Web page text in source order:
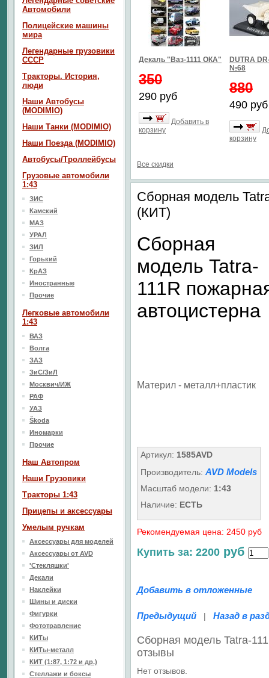
Декаль "Ваз-1111 ОКА"
350
290 руб
Добавить в
корзину
DUTRA
№68
880
490 руб
корзину
Все скидки
Сборная модель
(КИТ)
Сборная
модель Tatra-
111R
автоцистерна
Материл - металл+пластик
Артикул: 1585AVD
Производитель: AVD Models
Масштаб модели: 1:43
Наличие: ЕСТЬ
Рекомендуемая цена: 2450 руб
Купить за: 2200 руб
Добавить в отложенные
Предыдущий | Назад в
Сборная модель Tatra-
отзывы
Нет отзывов.
Автомобили
Полицейские машины
мира
Легендарные грузовики
СССР
Тракторы. История,
люди
Наши Автобусы
(MODIMIO)
Наши Танки (MODIMIO)
Наши Поезда (MODIMIO)
Автобусы/Троллейбусы
Грузовые автомобили
1:43
ЗИС
Камский
МАЗ
УРАЛ
ЗИЛ
Горький
КрАЗ
Иностранные
Прочие
Легковые автомобили
1:43
ВАЗ
Волга
ЗАЗ
ЗиС/ЗиЛ
Москвич/ИЖ
РАФ
УАЗ
Škoda
Иномарки
Прочие
Наш Aвтопром
Наши Грузовики
Тракторы 1:43
Прицепы и аксессуары
Умелым ручкам
Аксессуары для моделей
Аксессуары от AVD
'Стекляшки'
Декали
Наклейки
Шины и диски
Фигурки
Фототравление
КИТы
КИТы-металл
КИТ (1:87, 1:72 и др.)
Стеллажи и боксы